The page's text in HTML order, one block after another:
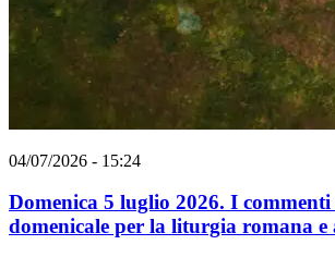
04/07/2026 - 15:24
Domenica 5 luglio 2026. I commenti
domenicale per la liturgia romana e